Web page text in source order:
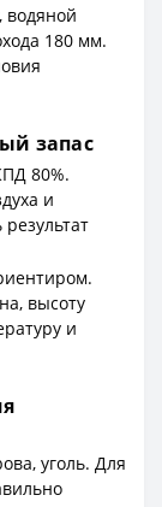
водяной
180 мм.
запас
80%.
и
высоту
и
уголь. Для